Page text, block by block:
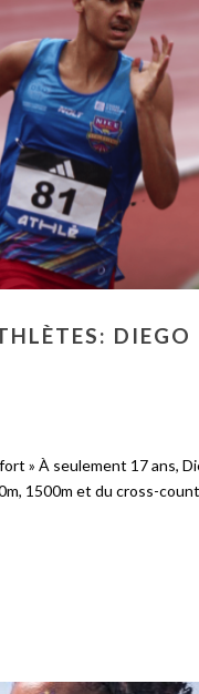
DIEGO
» À seulement 17 ans,
1500m et du cross-